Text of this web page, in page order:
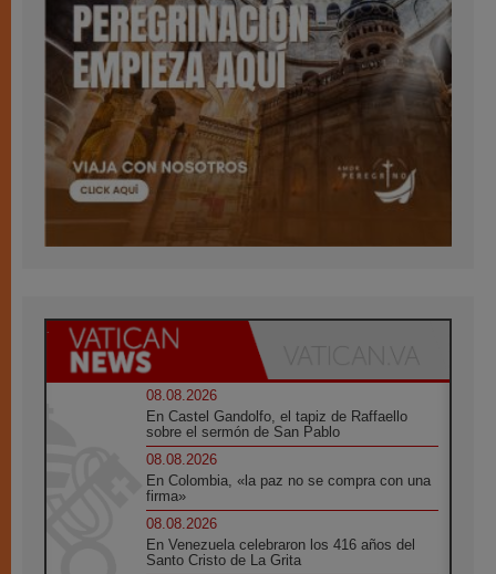
08.08.2026
En Castel Gandolfo, el tapiz de Raffaello
sobre el sermón de San Pablo
08.08.2026
En Colombia, «la paz no se compra con una
firma»
08.08.2026
En Venezuela celebraron los 416 años del
Santo Cristo de La Grita